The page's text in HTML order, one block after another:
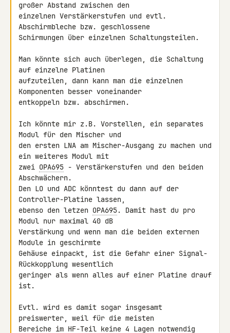
großer Abstand zwischen den
einzelnen Verstärkerstufen und evtl.
Abschirmbleche bzw. geschlossene
Schirmungen über einzelnen Schaltungsteilen.
Man könnte sich auch überlegen, die Schaltung
auf einzelne Platinen
aufzuteilen, dann kann man die einzelnen
Komponenten besser voneinander
entkoppeln bzw. abschirmen.
Ich könnte mir z.B. Vorstellen, ein separates
Modul für den Mischer und
den ersten LNA am Mischer-Ausgang zu machen und
ein weiteres Modul mit
zwei OPA695 - Verstärkerstufen und den beiden
Abschwächern.
Den LO und ADC könntest du dann auf der
Controller-Platine lassen,
ebenso den letzen OPA695. Damit hast du pro
Modul nur maximal 40 dB
Verstärkung und wenn man die beiden externen
Module in geschirmte
Gehäuse einpackt, ist die Gefahr einer Signal-
Rückkopplung wesentlich
geringer als wenn alles auf einer Platine drauf
ist.
Evtl. wird es damit sogar insgesamt
preiswerter, weil für die meisten
Bereiche im HF-Teil keine 4 Lagen notwendig